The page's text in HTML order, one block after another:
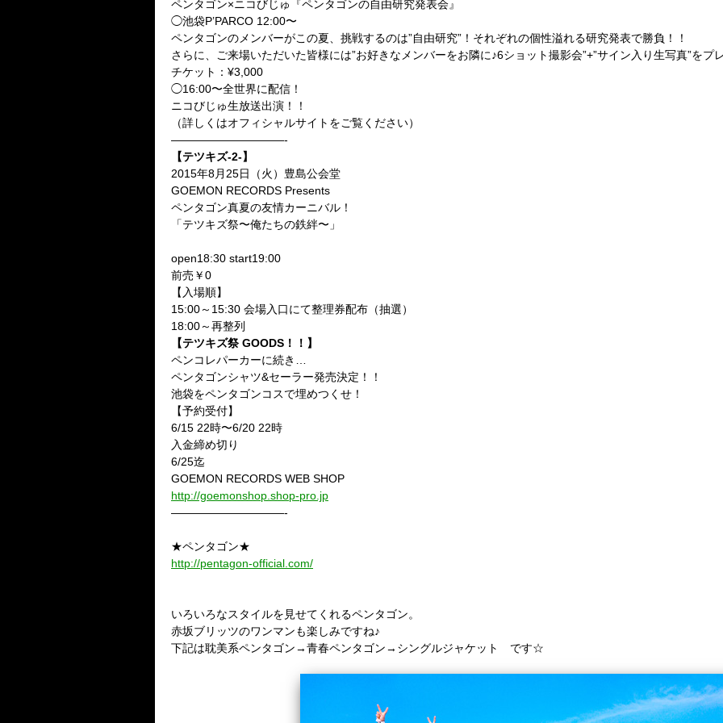
ペンタゴン×ニコびじゅ『ペンタゴンの自由研究発表会』
◯池袋P’PARCO 12:00〜
ペンタゴンのメンバーがこの夏、挑戦するのは”自由研究”！それぞれの個性溢れる研究発表で勝負！！
さらに、ご来場いただいた皆様には”お好きなメンバーをお隣に♪6ショット撮影会”+”サイン入り生写真”をプ
チケット：¥3,000
◯16:00〜全世界に配信！
ニコびじゅ生放送出演！！
（詳しくはオフィシャルサイトをご覧ください）
——————————-
【テツキズ-2-】
2015年8月25日（火）豊島公会堂
GOEMON RECORDS Presents
ペンタゴン真夏の友情カーニバル！
「テツキズ祭〜俺たちの鉄絆〜」
open18:30 start19:00
前売￥0
【入場順】
15:00～15:30 会場入口にて整理券配布（抽選）
18:00～再整列
【テツキズ祭 GOODS！！】
ペンコレパーカーに続き…
ペンタゴンシャツ&セーラー発売決定！！
池袋をペンタゴンコスで埋めつくせ！
【予約受付】
6/15 22時〜6/20 22時
入金締め切り
6/25迄
GOEMON RECORDS WEB SHOP
http://goemonshop.shop-pro.jp
——————————-
★ペンタゴン★
http://pentagon-official.com/
いろいろなスタイルを見せてくれるペンタゴン。
赤坂ブリッツのワンマンも楽しみですね♪
下記は耽美系ペンタゴン→青春ペンタゴン→シングルジャケット です☆